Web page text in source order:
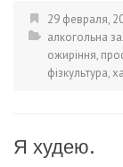
29 февраля,
алкогольна
ожиріння,
фізкультура,
Я худею.